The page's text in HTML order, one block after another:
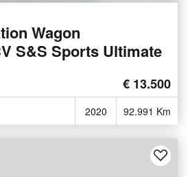
Wagon
S&S Sports Ultimate
€ 13.500
2020 92.991 Km